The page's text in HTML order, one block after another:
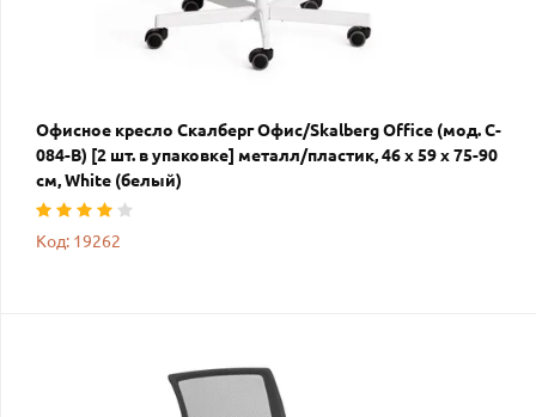
Офисное кресло Скалберг Офис/Skalberg Office (мод. C-
084-B) [2 шт. в упаковке] металл/пластик, 46 х 59 х 75-90
см, White (белый)
Код: 19262